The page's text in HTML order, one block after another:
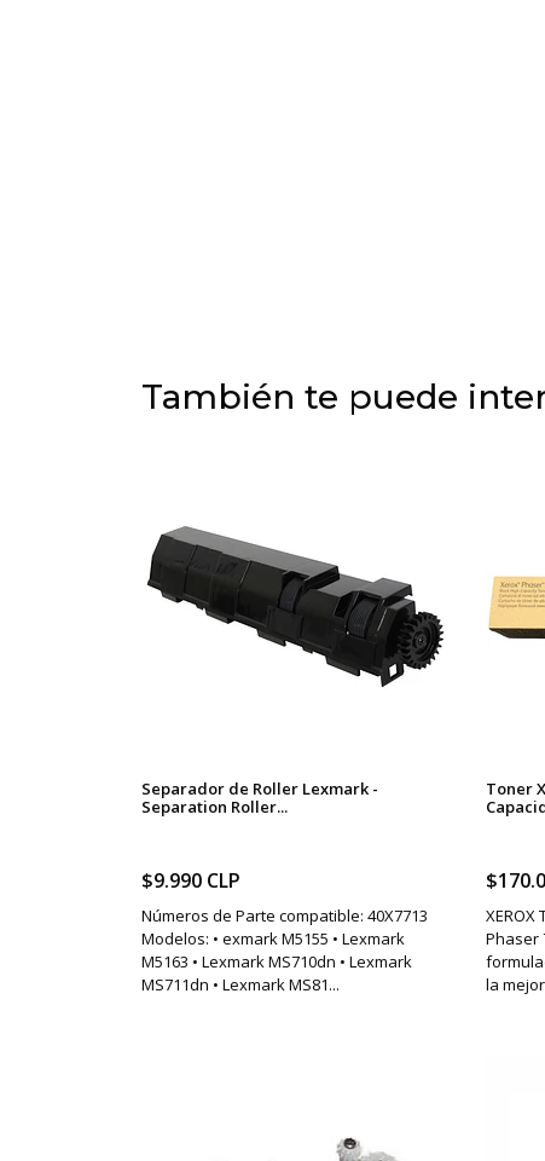
También te puede
Separador de Roller Lexmark -
Separation Roller...
$9.990 CLP
Números de Parte compatible: 40X7713
Modelos: • exmark M5155 • Lexmark
M5163 • Lexmark MS710dn • Lexmark
MS711dn • Lexmark MS81...
Toner
XEROX
Phaser
la